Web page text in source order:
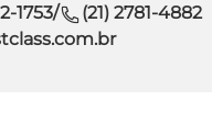
1753/
(21) 2781-4882